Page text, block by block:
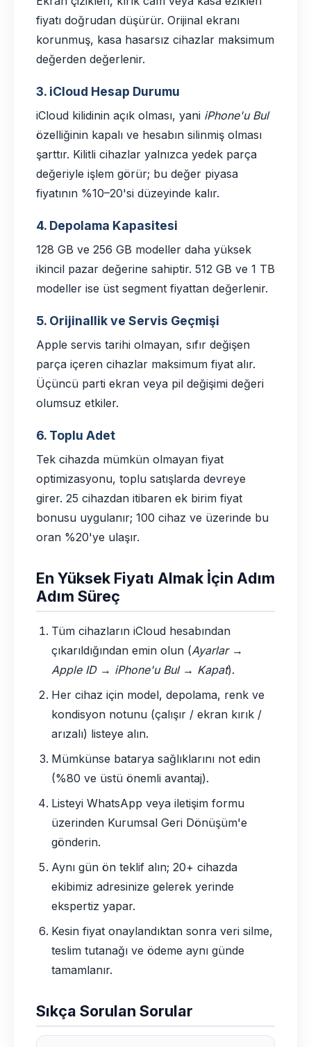
fiyatı doğrudan düşürür. Orijinal ekranı
korunmuş, kasa hasarsız cihazlar maksimum
değerden değerlenir.
3. iCloud Hesap Durumu
iCloud kilidinin açık olması, yani iPhone'u Bul
özelliğinin kapalı ve hesabın silinmiş olması
şarttır. Kilitli cihazlar yalnızca yedek parça
değeriyle işlem görür; bu değer piyasa
fiyatının %10–20'si düzeyinde kalır.
4. Depolama Kapasitesi
128 GB ve 256 GB modeller daha yüksek
ikincil pazar değerine sahiptir. 512 GB ve 1 TB
modeller ise üst segment fiyattan değerlenir.
5. Orijinallik ve Servis Geçmişi
Apple servis tarihi olmayan, sıfır değişen
parça içeren cihazlar maksimum fiyat alır.
Üçüncü parti ekran veya pil değişimi değeri
olumsuz etkiler.
6. Toplu Adet
Tek cihazda mümkün olmayan fiyat
optimizasyonu, toplu satışlarda devreye
girer. 25 cihazdan itibaren ek birim fiyat
bonusu uygulanır; 100 cihaz ve üzerinde bu
oran %20'ye ulaşır.
En Yüksek Fiyatı Almak İçin Adım
Adım Süreç
Tüm cihazların iCloud hesabından
çıkarıldığından emin olun (Ayarlar →
Apple ID → iPhone'u Bul → Kapat).
Her cihaz için model, depolama, renk ve
kondisyon notunu (çalışır / ekran kırık /
arızalı) listeye alın.
Mümkünse batarya sağlıklarını not edin
(%80 ve üstü önemli avantaj).
Listeyi WhatsApp veya iletişim formu
üzerinden Kurumsal Geri Dönüşüm'e
gönderin.
Aynı gün ön teklif alın; 20+ cihazda
ekibimiz adresinize gelerek yerinde
ekspertiz yapar.
Kesin fiyat onaylandıktan sonra veri silme,
teslim tutanağı ve ödeme aynı günde
tamamlanır.
Sıkça Sorulan Sorular